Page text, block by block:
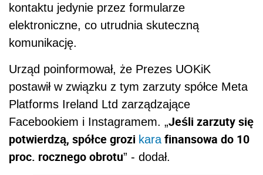
kontaktu jedynie przez formularze
elektroniczne, co utrudnia skuteczną
komunikację.
Urząd poinformował, że Prezes UOKiK
postawił w związku z tym zarzuty spółce Meta
Platforms Ireland Ltd zarządzające
Facebookiem i Instagramem. „Jeśli zarzuty się
potwierdzą, spółce grozi karafinansowa do 10
proc. rocznego obrotu” - dodał.